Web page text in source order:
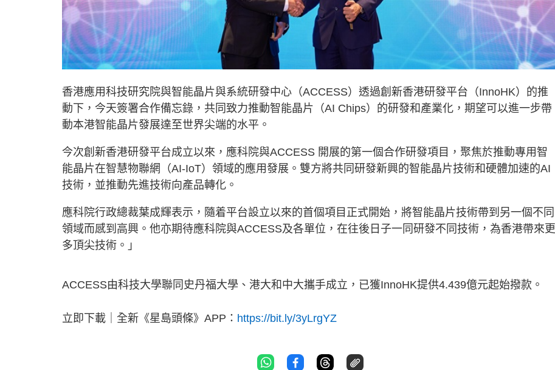
香港應用科技研究院與智能晶片與系統研發中心（ACCESS）透過創新香港研發平台（InnoHK）的推
動下，今天簽署合作備忘錄，共同致力推動智能晶片（AI Chips）的研發和產業化，期望可以進一步帶
動本港智能晶片發展達至世界尖端的水平。
今次創新香港研發平台成立以來，應科院與ACCESS 開展的第一個合作研發項目，聚焦於推動專用智
能晶片在智慧物聯網（AI-IoT）領域的應用發展。雙方將共同研發新興的智能晶片技術和硬體加速的AI
技術，並推動先進技術向產品轉化。
應科院行政總裁葉成輝表示，隨着平台設立以來的首個項目正式開始，將智能晶片技術帶到另一個不同
領域而感到高興。他亦期待應科院與ACCESS及各單位，在往後日子一同研發不同技術，為香港帶來更
多頂尖技術。」
ACCESS由科技大學聯同史丹福大學、港大和中大攜手成立，已獲InnoHK提供4.439億元起始撥款。
立即下載｜全新《星島頭條》APP： https://bit.ly/3yLrgYZ